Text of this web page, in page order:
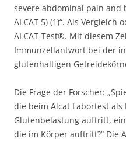
severe abdominal pain and
ALCAT 5) (1)“. Als
ALCAT-Test®. Mit diesem
Immunzellantwort bei der
glutenhaltigen
Die Frage der Forscher:
die beim Alcat Labortest als
Glutenbelastung auftritt,
die im Körper auftritt?“ Die